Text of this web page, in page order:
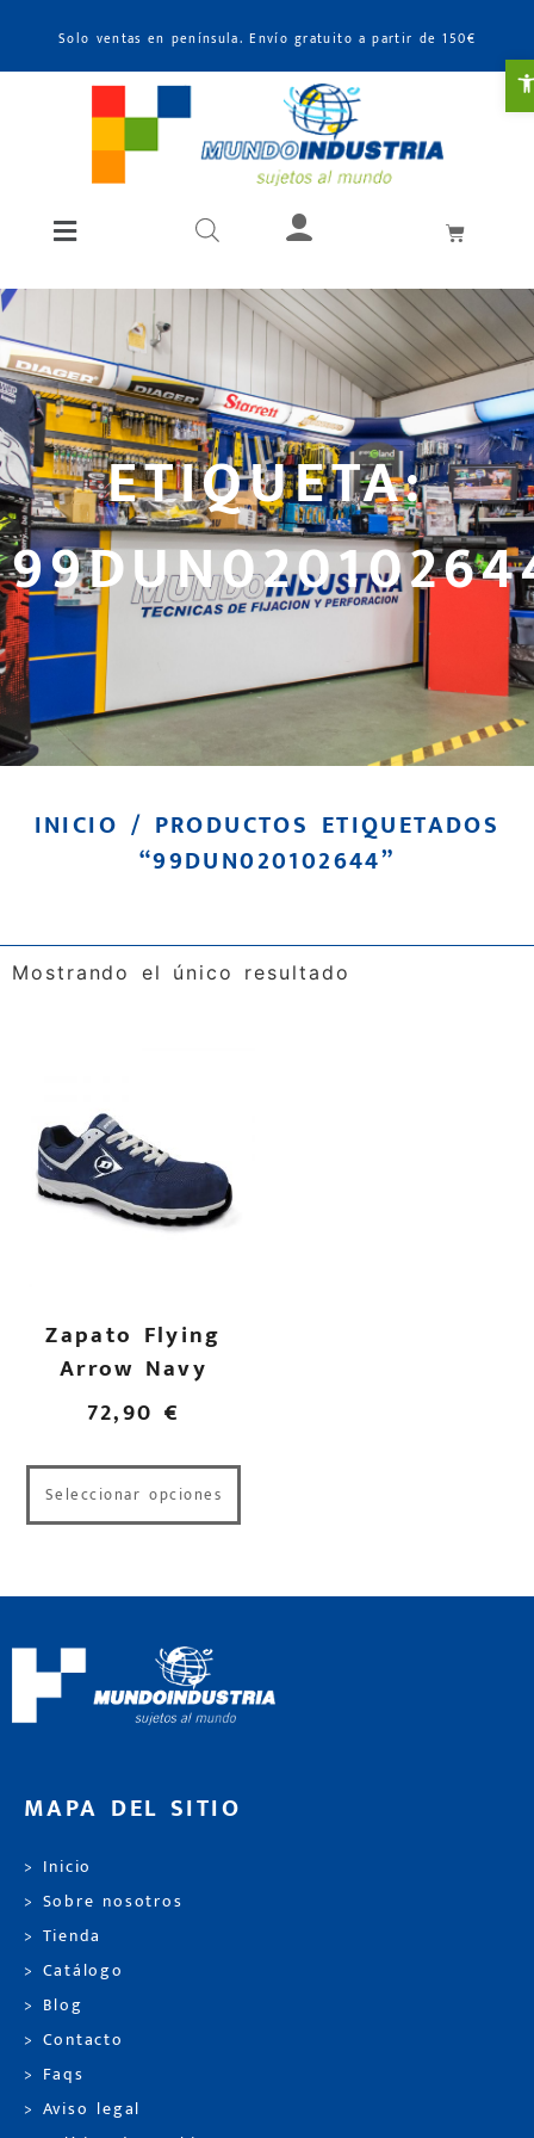
Solo ventas en península. Envío gratuito a partir de 150€
ETIQUETA:
INICIO / PRODUCTOS ETIQUETADOS
“99DUN020102644”
Mostrando el único resultado
Zapato Flying
Arrow Navy
72,90 €
Seleccionar opciones
MAPA DEL SITIO
> Inicio
> Sobre nosotros
> Tienda
> Catálogo
> Blog
> Contacto
> Faqs
> Aviso legal